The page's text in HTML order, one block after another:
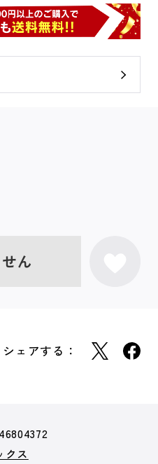
ん
シェアする：
クス